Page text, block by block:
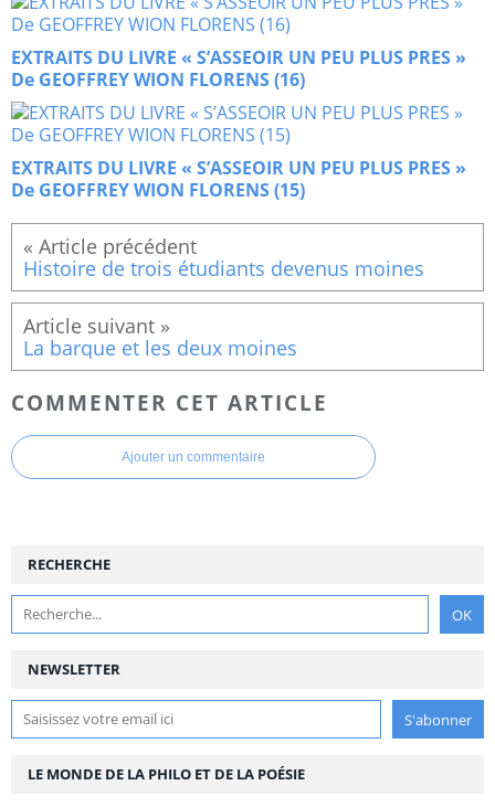
EXTRAITS DU LIVRE « S’ASSEOIR UN PEU PLUS PRES »
De GEOFFREY WION FLORENS (16)
EXTRAITS DU LIVRE « S’ASSEOIR UN PEU PLUS PRES »
De GEOFFREY WION FLORENS (15)
Histoire de trois étudiants devenus moines
La barque et les deux moines
COMMENTER CET ARTICLE
Ajouter un commentaire
NEWSLETTER
RECHERCHE
LE MONDE DE LA PHILO ET DE LA POÉSIE